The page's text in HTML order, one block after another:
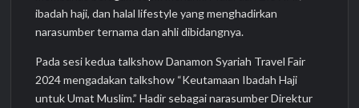
ibadah haji, dan halal lifestyle yang menghadirkan
narasumber ternama dan ahli dibidangnya.
Pada sesi kedua talkshow Danamon Syariah Travel Fair
2024 mengadakan talkshow “Keutamaan Ibadah Haji
untuk Umat Muslim.” Hadir sebagai narasumber Direktur